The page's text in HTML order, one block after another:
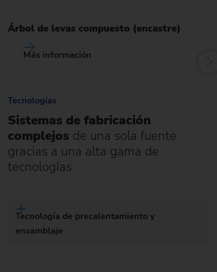
Árbol de levas compuesto (encastre)
Más información
Tecnologías
Sistemas de fabricación
complejos de una sola fuente
gracias a una alta gama de
tecnologías
Tecnología de precalentamiento y
ensamblaje